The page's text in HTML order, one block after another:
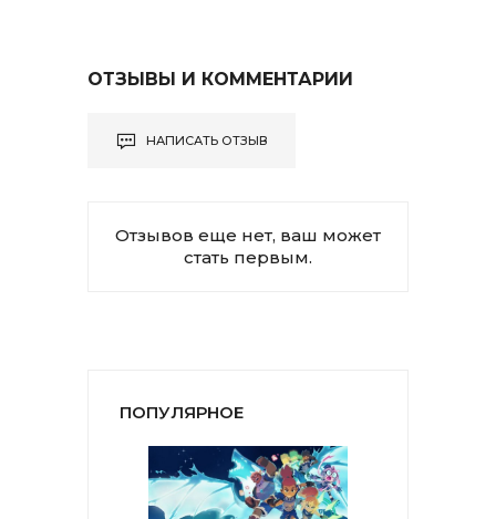
ОТЗЫВЫ И КОММЕНТАРИИ
НАПИСАТЬ ОТЗЫВ
Отзывов еще нет, ваш может
стать первым.
ПОПУЛЯРНОЕ